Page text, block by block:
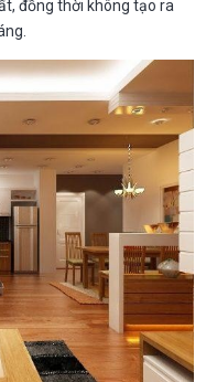
đồng thời không tạo ra